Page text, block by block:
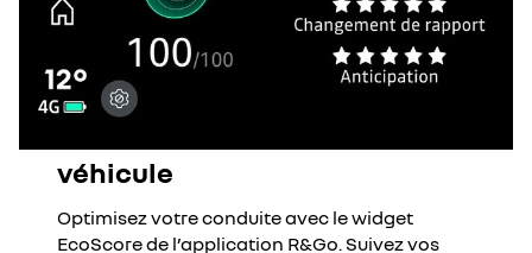
véhicule
Optimisez votre conduite avec le widget
EcoScore de l’application R&Go. Suivez vos